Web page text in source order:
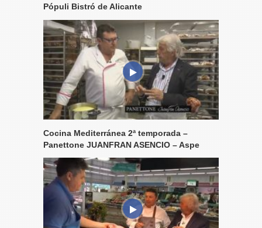
Pópuli Bistró de Alicante
Cocina Mediterránea 2ª temporada –
Panettone JUANFRAN ASENCIO – Aspe